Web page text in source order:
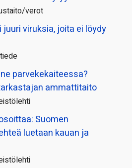
verot
juuri viruksia, joita ei löydy
parvekekaiteessa?
ammattitaito
Suomen
luetaan kauan ja